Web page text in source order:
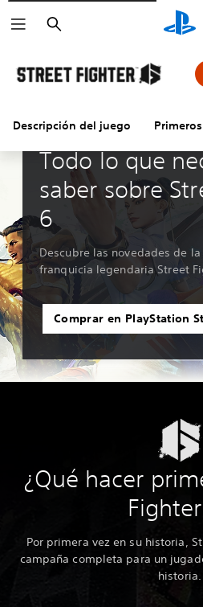
Buscar
Descripción del juego
Guías y editoriales
Todo lo que
saber sobre
6
Descubre las novedades de
franquicia legendaria Street
Comprar en PlayStation
¿Qué hacer
Por primera vez en su historia,
campaña completa para un
historia.